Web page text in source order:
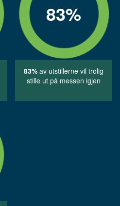
83%
83% av utstillerne vil trolig
stille ut på messen igjen